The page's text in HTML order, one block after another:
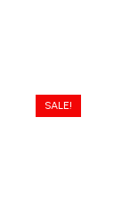
SALE!